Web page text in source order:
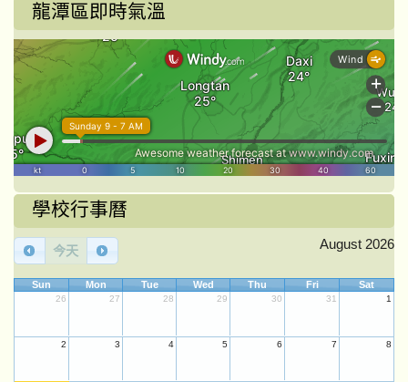
龍潭區即時氣溫
學校行事曆
今天 August 2026
Sun Mon Tue Wed Thu Fri Sat
26 27 28 29 30 31 1
2 3 4 5 6 7 8